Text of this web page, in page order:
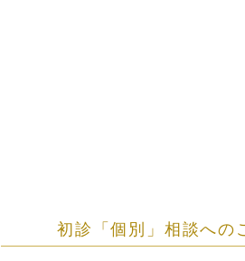
初診「個別」相談への